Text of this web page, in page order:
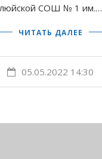
СОШ № 1 им.…
ЧИТАТЬ ДАЛЕЕ
05.05.2022 14:30